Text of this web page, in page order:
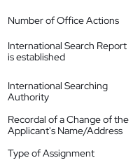
Number of Office Actions
International Search Report
is established
International Searching
Authority
Recordal of a Change of the
Applicant's Name/Address
Type of Assignment